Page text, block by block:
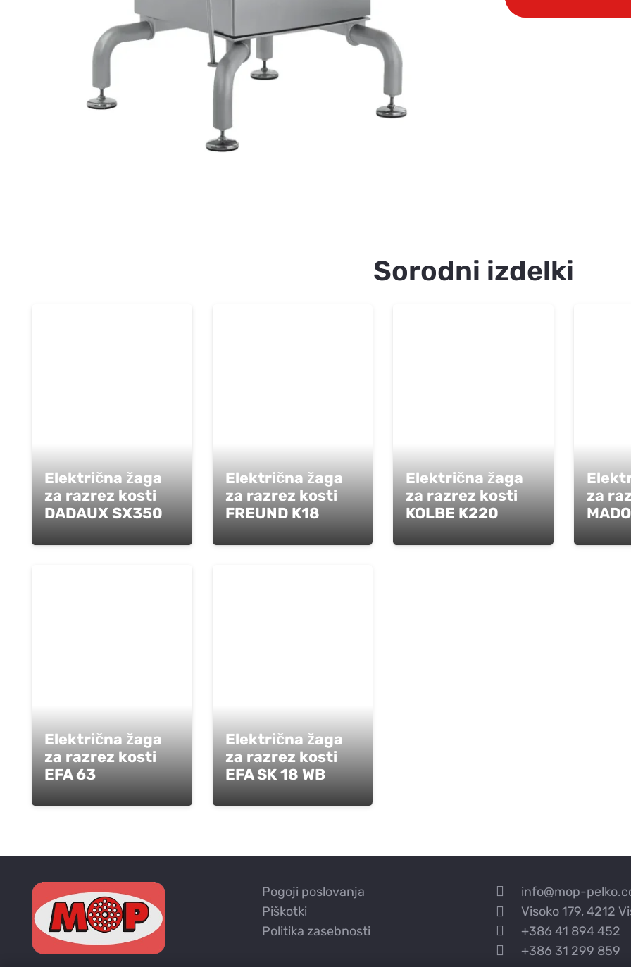
Sorodni izdelki
Električna žaga
za razrez kosti
DADAUX SX350
Električna žaga
za razrez kosti
FREUND K18
Električna žaga
za razrez kosti
KOLBE K220
za
Električna žaga
za razrez kosti
EFA 63
Električna žaga
za razrez kosti
EFA SK 18 WB
Pogoji poslovanja
Piškotki
Politika zasebnosti
info@mop-
Visoko 179, 4212
+386 41 894 452
+386 31 299 859